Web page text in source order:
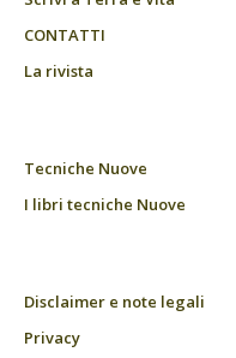
CONTATTI
La rivista
Tecniche Nuove
I libri tecniche Nuove
Disclaimer e note legali
Privacy